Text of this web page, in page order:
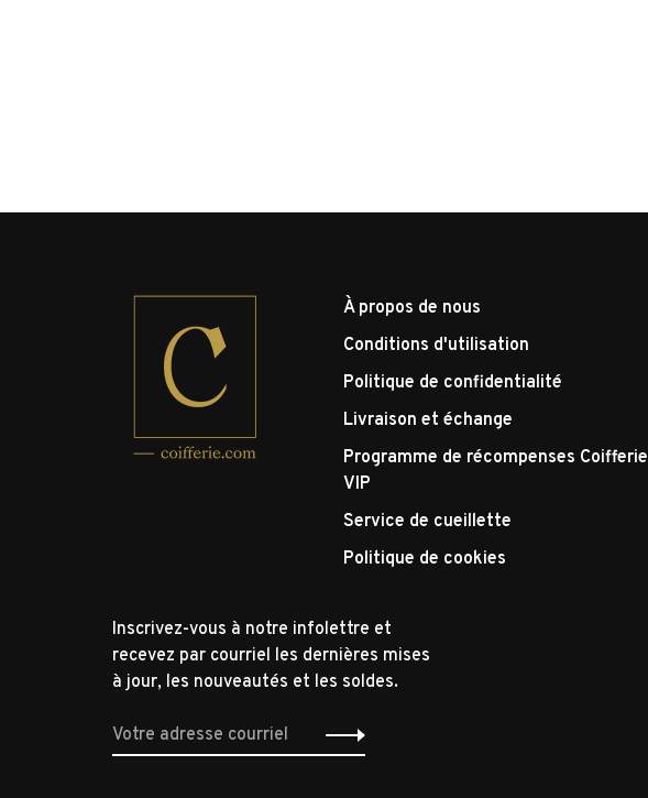
À propos de nous
Conditions d'utilisation
Politique de confidentialité
Livraison et échange
Programme de récompenses Coifferie
VIP
Service de cueillette
Politique de cookies
Inscrivez-vous à notre infolettre et
recevez par courriel les dernières mises
à jour, les nouveautés et les soldes.